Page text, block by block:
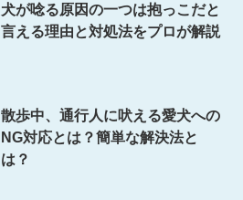
犬が唸る原因の一つは抱っこだと
言える理由と対処法をプロが解説
散歩中、通行人に吠える愛犬への
NG対応とは？簡単な解決法と
は？